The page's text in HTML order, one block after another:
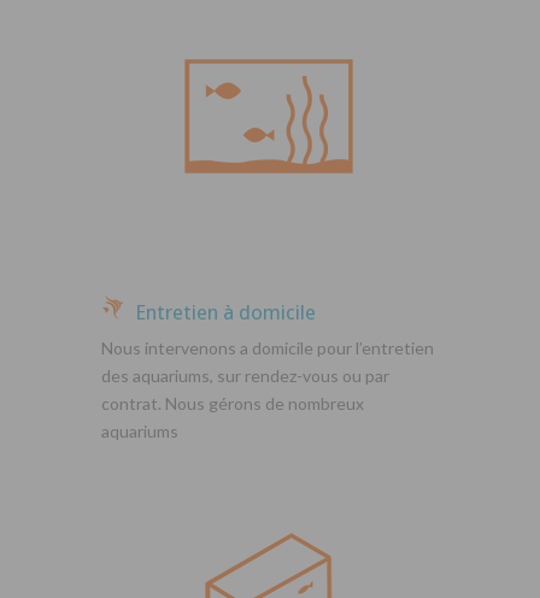
Entretien à domicile
Nous intervenons a domicile pour l’entretien
des aquariums, sur rendez-vous ou par
contrat. Nous gérons de nombreux
aquariums